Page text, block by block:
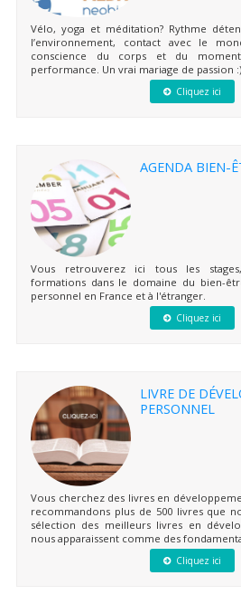
Vélo, yoga et méditation? Rythme
l’environnement, contact avec le
conscience du corps et du
performance. Un vrai mariage de passion :)
Cliquez ici
AGENDA BIEN-
Vous retrouverez ici tous les
formations dans le domaine du bien-
personnel en France et à l'étranger.
Cliquez ici
LIVRE DE
PERSONNEL
Vous cherchez des livres en
recommandons plus de 500 livres que
sélection des meilleurs livres en
nous apparaissent comme des
Cliquez ici